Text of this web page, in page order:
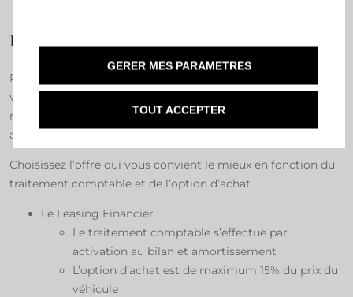
Leasing/Renting Financier ​
Répartissez vos coûts de façon claire et avantageuse pour
votre budget avec le Leasing ou le Renting Financier. Vous
remboursez votre véhicule professionnel par mensualités,
avec la possibilité d’acheter votre véhicule en fin de contrat. ​
Choisissez l’offre qui vous convient le mieux en fonction du
traitement comptable et de l’option d’achat.​
Le Leasing Financier :
Le traitement comptable s’effectue par
activation au bilan et amortissement​
L’option d’achat est de maximum 15% du prix du
véhicule​
GERER MES PARAMETRES
TOUT ACCEPTER